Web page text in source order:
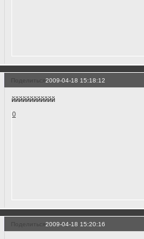
Поделиться2009-04-18 15:18:12
йййййййййййй
0
Поделиться2009-04-18 15:20:16